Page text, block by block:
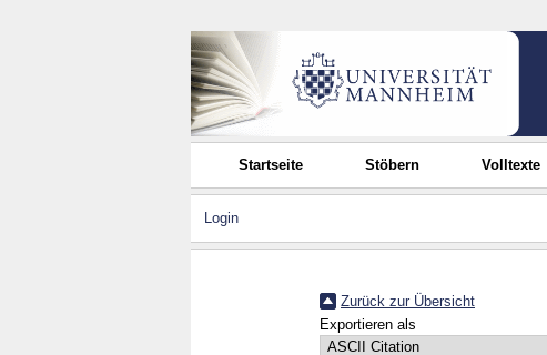
Startseite Stöbern Volltexte
Login
Zurück zur Übersicht
Exportieren als